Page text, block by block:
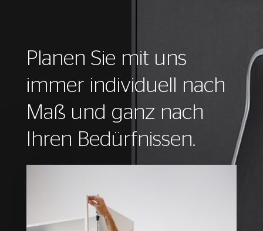
Planen Sie mit uns
immer individuell nach
Maß und ganz nach
Ihren Bedürfnissen.